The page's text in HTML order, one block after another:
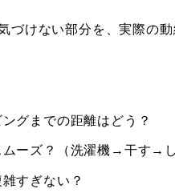
づけない部分を、実際の
グまでの距離はどう？
ムーズ？（洗濯機→干す→し
すぎない？